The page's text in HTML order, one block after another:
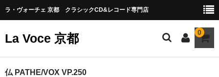
ラ・ヴォーチェ 京都 クラシックCD&レコード専門店
La Voce 京都 0
CATALOG LP
仏 PATHE/VOX VP.250